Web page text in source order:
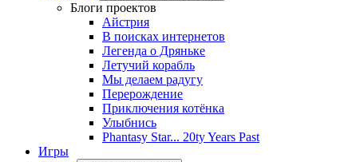
Блоги проектов
Айстрия
В поисках интернетов
Легенда о Дряньке
Летучий корабль
Мы делаем радугу
Перерождение
Приключения котёнка
Улыбнись
Phantasy Star... 20ty Years Past
Игры